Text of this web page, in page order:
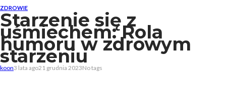
ZDROWIE
Starzenie się z
uśmiechem: Rola
humoru w zdrowym
starzeniu
koon3 lata ago21 grudnia 2023No tags